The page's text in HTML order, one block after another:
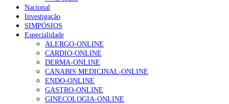
Nacional
Investigação
SIMPÓSIOS
Especialidade
ALERGO-ONLINE
CARDIO-ONLINE
DERMA-ONLINE
CANABIS MEDICINAL-ONLINE
ENDO-ONLINE
GASTRO-ONLINE
GINECOLOGIA-ONLINE